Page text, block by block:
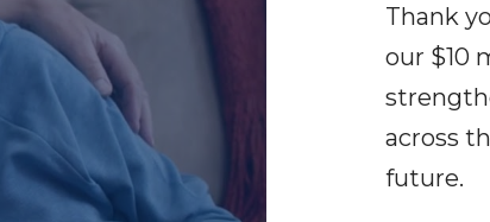
Thank
our $10
across
future.